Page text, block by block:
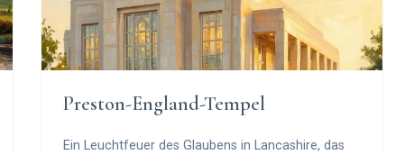
Preston-England-Tempel
Ein Leuchtfeuer des Glaubens in Lancashire, das